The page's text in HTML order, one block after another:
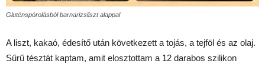
Gluténspórolásból barnarizsliszt alappal
A liszt, kakaó, édesítő után következett a tojás, a tejföl és az olaj.
Sűrű tésztát kaptam, amit elosztottam a 12 darabos szilikon